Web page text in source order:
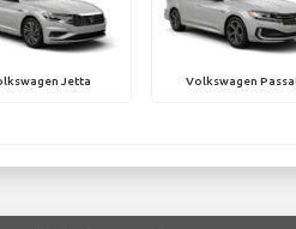
Jetta Volkswagen